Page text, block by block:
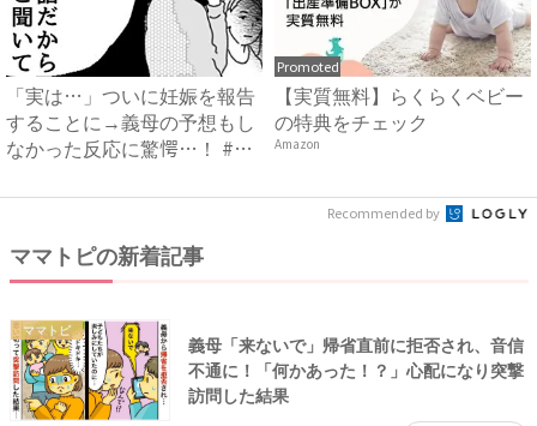
「実は…」ついに妊娠を報告
することに→義母の予想もし
なかった反応に驚愕…！ #
Promoted
【実質無料】らくらくベビー
の特典をチェック
Amazon
Recommended by
ママトピの新着記事
ママトピ
義母「来ないで」帰省直前に拒否され、音信
不通に！「何かあった！？」心配になり突撃
訪問した結果